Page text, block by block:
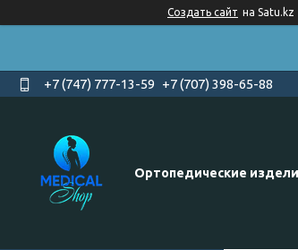
Создать сайт на Satu.kz
+7 (747) 777-13-59 +7 (707) 398-65-88
Ортопедические